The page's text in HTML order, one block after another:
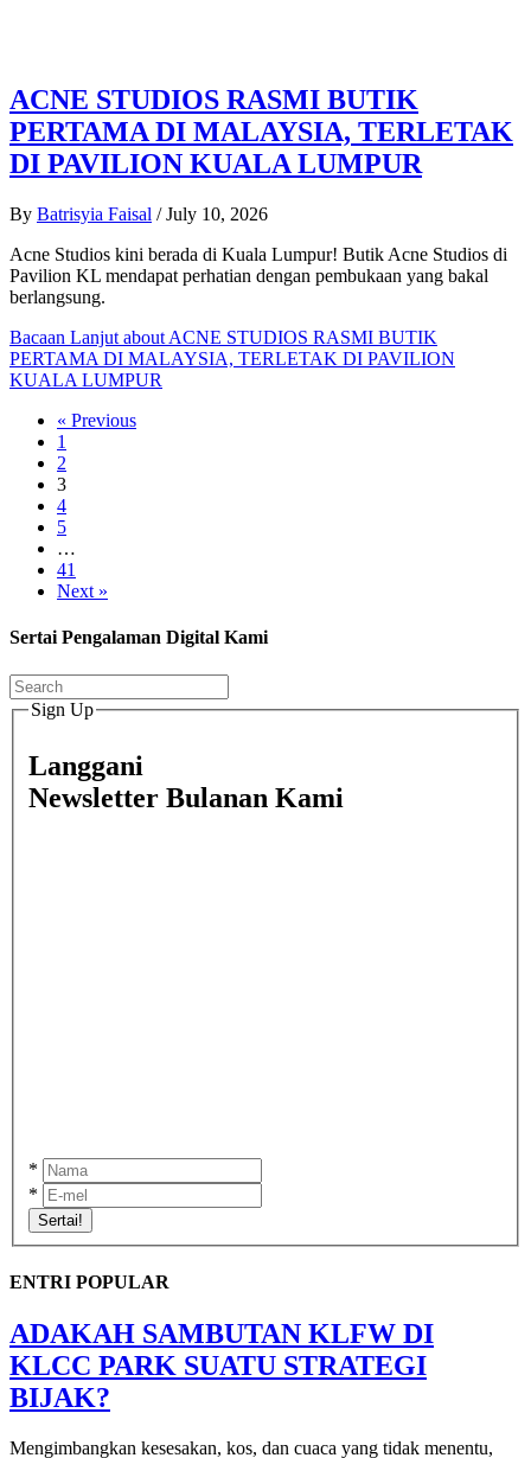
ACNE STUDIOS RASMI BUTIK
PERTAMA DI MALAYSIA, TERLETAK
DI PAVILION KUALA LUMPUR
By Batrisyia Faisal / July 10, 2026
Acne Studios kini berada di Kuala Lumpur! Butik Acne Studios di
Pavilion KL mendapat perhatian dengan pembukaan yang bakal
berlangsung.
Bacaan Lanjut about ACNE STUDIOS RASMI BUTIK
PERTAMA DI MALAYSIA, TERLETAK DI PAVILION
KUALA LUMPUR
« Previous
1
2
3
4
5
…
41
Next »
Sertai Pengalaman Digital Kami
Sign Up
Langgani
Newsletter Bulanan Kami
*
*
Sertai!
ENTRI POPULAR
ADAKAH SAMBUTAN KLFW DI
KLCC PARK SUATU STRATEGI
BIJAK?
Mengimbangkan kesesakan, kos, dan cuaca yang tidak menentu,